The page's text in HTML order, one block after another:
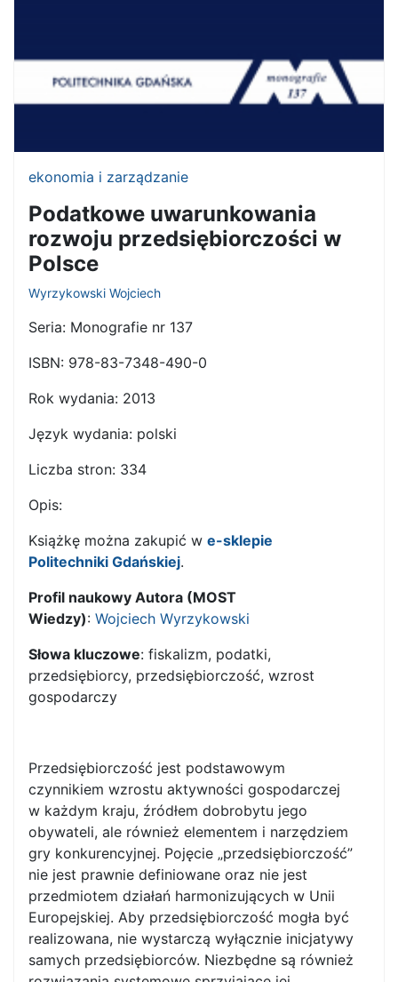
ekonomia i zarządzanie
Podatkowe uwarunkowania
rozwoju przedsiębiorczości w
Polsce
Wyrzykowski Wojciech
Seria: Monografie nr 137
ISBN: 978-83-7348-490-0
Rok wydania: 2013
Język wydania: polski
Liczba stron: 334
Opis:
Książkę można zakupić w e-sklepie
Politechniki Gdańskiej.
Profil naukowy Autora (MOST
Wiedzy): Wojciech Wyrzykowski
Słowa kluczowe: fiskalizm, podatki,
przedsiębiorcy, przedsiębiorczość, wzrost
gospodarczy
Przedsiębiorczość jest podstawowym
czynnikiem wzrostu aktywności gospodarczej
w każdym kraju, źródłem dobrobytu jego
obywateli, ale również elementem i narzędziem
gry konkurencyjnej. Pojęcie „przedsiębiorczość”
nie jest prawnie definiowane oraz nie jest
przedmiotem działań harmonizujących w Unii
Europejskiej. Aby przedsiębiorczość mogła być
realizowana, nie wystarczą wyłącznie inicjatywy
samych przedsiębiorców. Niezbędne są również